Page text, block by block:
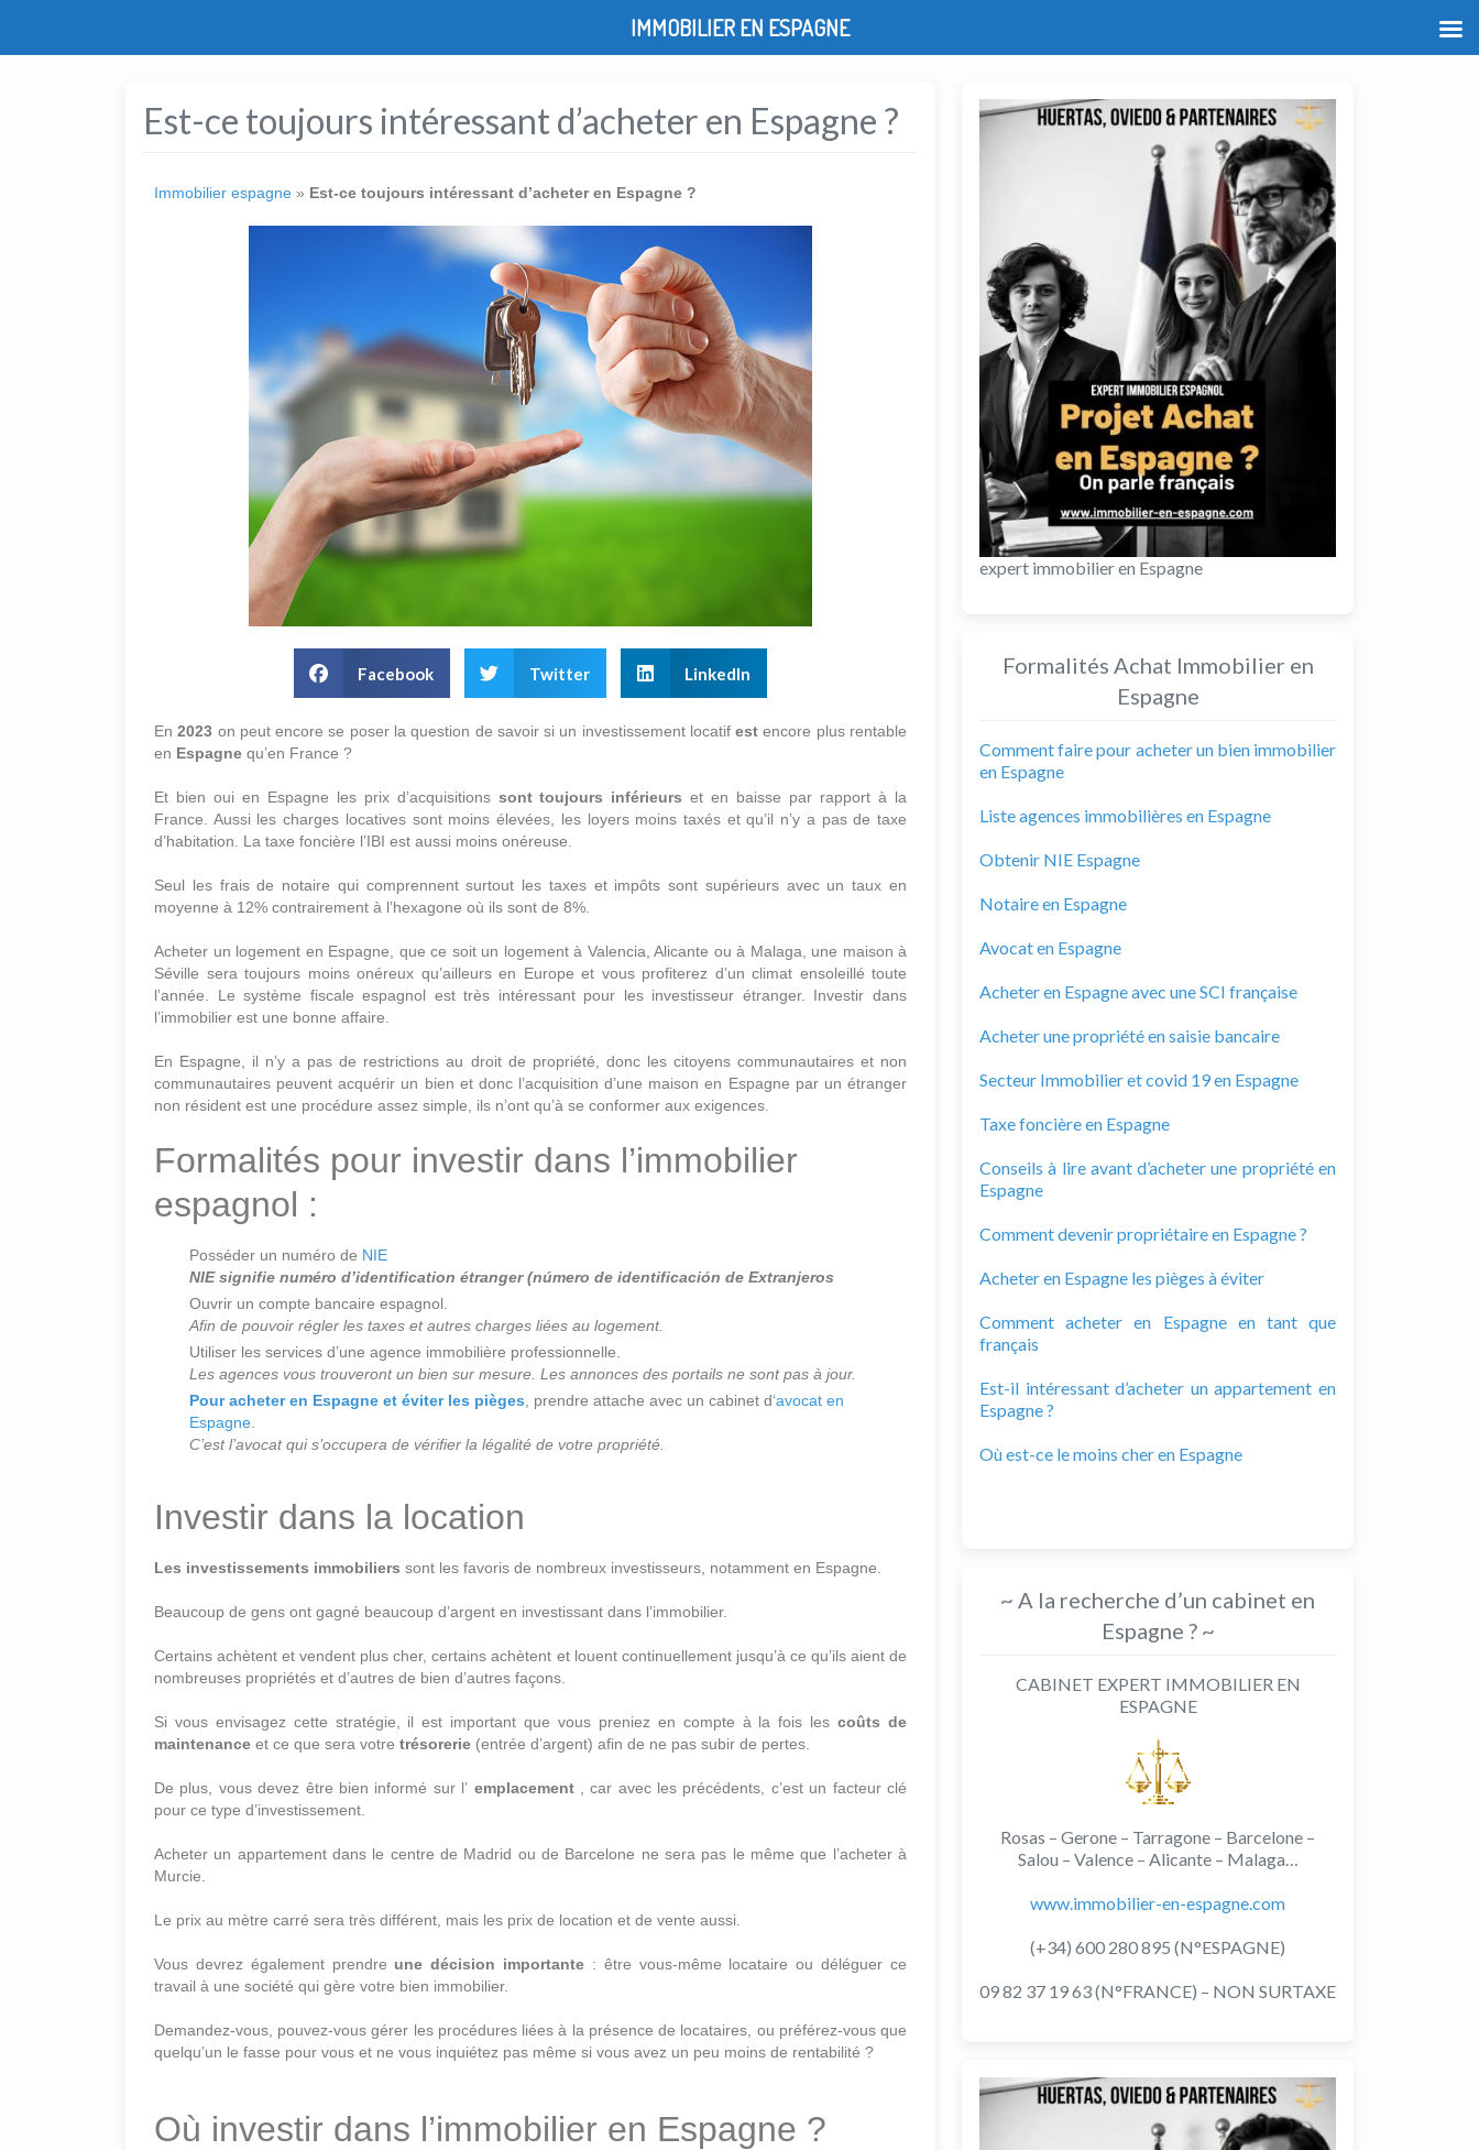
Est-ce toujours intéressant d’acheter en Espagne ?
Immobilier espagne » Est-ce toujours intéressant d’acheter en Espagne ?
Facebook Twitter LinkedIn
En2023 on peut encore se poser la question de savoir si un investissement locatifest encore plus rentable
en Espagne qu’en France ?
Et bien oui en Espagne les prix d’acquisitions sont toujours inférieurset en baisse par rapport à la
France. Aussi les charges locatives sont moins élevées, les loyers moins taxés et qu’il n’y a pas de taxe
d’habitation. La taxe foncière l’IBI est aussi moins onéreuse.
Seul les frais de notaire qui comprennent surtout les taxes et impôts sont supérieurs avec un taux en
moyenne à 12% contrairement à l’hexagone où ils sont de 8%.
Acheter un logement en Espagne, que ce soit un logement à Valencia, Alicante ou à Malaga, une maison à
Séville sera toujours moins onéreux qu’ailleurs en Europe et vous profiterez d’un climat ensoleillé toute
l’année. Le système fiscale espagnol est très intéressant pour les investisseur étranger. Investir dans
l’immobilier est une bonne affaire.
En Espagne, il n’y a pas de restrictions au droit de propriété, donc les citoyens communautaires et non
communautaires peuvent acquérir un bien et donc l’acquisition d’une maison en Espagne par un étranger
non résident est une procédure assez simple, ils n’ont qu’à se conformer aux exigences.
Formalités pour investir dans l’immobilier
espagnol :
Posséder un numéro de NIE
NIE signifie numéro d’identification étranger (número de identificación de Extranjeros
Ouvrir un compte bancaire espagnol.
Afin de pouvoir régler les taxes et autres charges liées au logement.
Utiliser les services d’une agence immobilière professionnelle.
Les agences vous trouveront un bien sur mesure. Les annonces des portails ne sont pas à jour.
Pour acheter en Espagne et éviter les pièges , prendre attache avec un cabinet d‘avocat en
Espagne
C’est l’avocat qui s’occupera de vérifier la légalité de votre propriété.
Investir dans la location
Les investissements immobiliers sont les favoris de nombreux investisseurs, notamment en Espagne.
Beaucoup de gens ont gagné beaucoup d’argent en investissant dans l’immobilier.
Certains achètent et vendent plus cher, certains achètent et louent continuellement jusqu’à ce qu’ils aient de
nombreuses propriétés et d’autres de bien d’autres façons.
Si vous envisagez cette stratégie, il est important que vous preniez en compte à la fois lescoûts de
maintenance et ce que sera votre trésorerie (entrée d’argent) afin de ne pas subir de pertes.
De plus, vous devez être bien informé sur l’ emplacement, car avec les précédents, c’est un facteur clé
pour ce type d’investissement.
Acheter un appartement dans le centre de Madrid ou de Barcelone ne sera pas le même que l’acheter à
Murcie.
Le prix au mètre carré sera très différent, mais les prix de location et de vente aussi.
Vous devrez également prendre une décision importante : être vous-même locataire ou déléguer ce
travail à une société qui gère votre bien immobilier.
Demandez-vous, pouvez-vous gérer les procédures liées à la présence de locataires, ou préférez-vous que
quelqu’un le fasse pour vous et ne vous inquiétez pas même si vous avez un peu moins de rentabilité ?
Où investir dans l’immobilier en Espagne ?
expert immobilier en Espagne
Formalités Achat Immobilier en
Espagne
Comment faire pour acheter un bien immobilier
en Espagne
Liste agences immobilières en Espagne
Obtenir NIE Espagne
Notaire en Espagne
Avocat en Espagne
Acheter en Espagne avec une SCI française
Acheter une propriété en saisie bancaire
Secteur Immobilier et covid 19 en Espagne
Taxe foncière en Espagne
Conseils à lire avant d’acheter une propriété en
Espagne
Comment devenir propriétaire en Espagne ?
Acheter en Espagne les pièges à éviter
Comment acheter en Espagne en tant que
français
Est-il intéressant d’acheter un appartement en
Espagne ?
Où est-ce le moins cher en Espagne
~ A la recherche d’un cabinet en
Espagne ? ~
CABINET EXPERT IMMOBILIER EN
ESPAGNE
Rosas – Gerone – Tarragone – Barcelone –
Salou – Valence – Alicante – Malaga…
www.immobilier-en-espagne.com
(+34) 600 280 895 (N°ESPAGNE)
09 82 37 19 63 (N°FRANCE) – NON SURTAXE
IMMOBILIER EN ESPAGNE